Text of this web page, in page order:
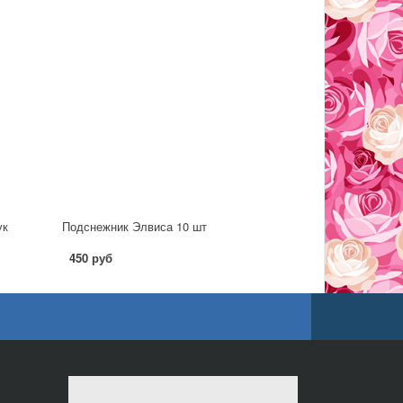
Подснежник Элвиса 10 шт
450 руб